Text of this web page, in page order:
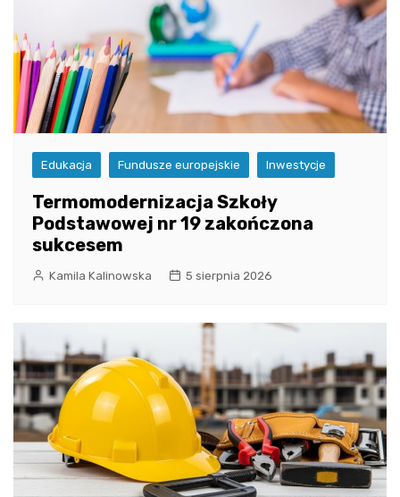
Edukacja Fundusze europejskie Inwestycje
Termomodernizacja Szkoły
Podstawowej nr 19 zakończona
sukcesem
Kamila Kalinowska 5 sierpnia 2026